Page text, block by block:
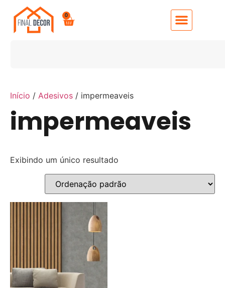
0
Início / Adesivos / impermeaveis
impermeaveis
Exibindo um único resultado